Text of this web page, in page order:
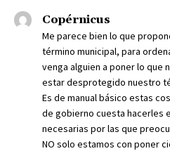
Copérnicus
Me parece bien lo que
término municipal, para
venga alguien a poner lo que
estar desprotegido nuestro
Es de manual básico estas
de gobierno cuesta hacerles
necesarias por las que
NO solo estamos con poner